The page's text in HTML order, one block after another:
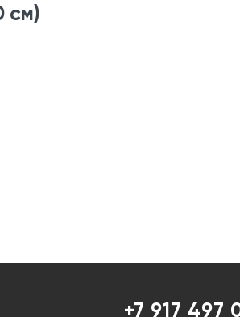
см)
+7 917 497